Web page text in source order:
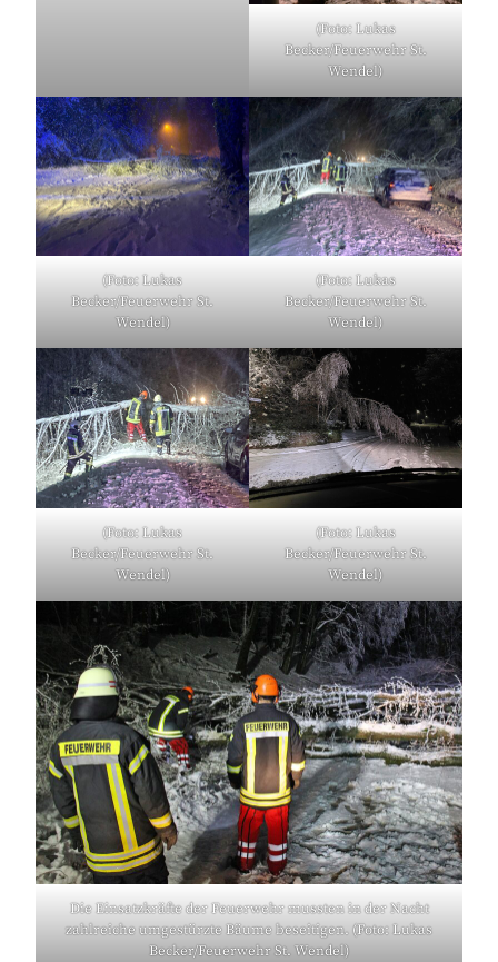
(Foto: Lukas
Becker/Feuerwehr St.
Wendel)
(Foto: Lukas
Becker/Feuerwehr St.
Wendel)
(Foto: Lukas
Becker/Feuerwehr St.
Wendel)
(Foto: Lukas
Becker/Feuerwehr St.
Wendel)
(Foto: Lukas
Becker/Feuerwehr St.
Wendel)
Die Einsatzkräfte der Feuerwehr mussten in der Nacht
zahlreiche umgestürzte Bäume beseitigen. (Foto: Lukas
Becker/Feuerwehr St. Wendel)